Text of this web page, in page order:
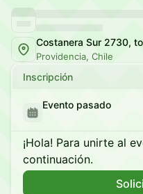
Costanera Sur 2730,
Providencia, Chile
Inscripción
Evento pasado
¡Hola! Para unirte al
continuación.